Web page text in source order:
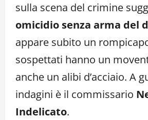
sulla scena del crimine
omicidio senza arma del
appare subito un
sospettati hanno un
anche un alibi d’acciaio. A
indagini è il commissario
Indelicato.